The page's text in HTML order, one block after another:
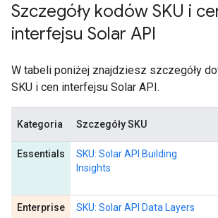
Szczegóły kodów SKU i
interfejsu Solar API
W tabeli poniżej znajdziesz szczegóły
SKU i cen interfejsu Solar API.
Kategoria Szczegóły SKU
Essentials
SKU: Solar API Building
Insights
Enterprise SKU: Solar API Data Layers